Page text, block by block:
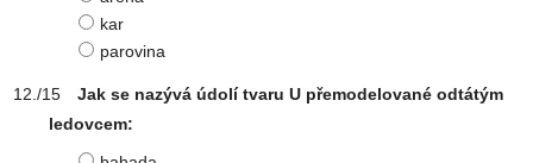
kar
parovina
Jak se nazývá údolí tvaru U přemodelované odtátým
ledovcem: